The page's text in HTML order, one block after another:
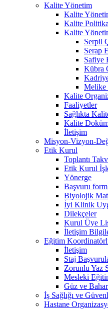
Kalite Yönetim
Kalite
Kalite
Kalite
Serpil
Serap
Safiye
Kübra
Kalite
Faaliyetler
Sağlıkta
Kalite
İletişim
Misyon-Vizyon-
Etik Kurul
Toplantı
Etik Kurul
Yönerge
Başvuru
Biyolojik
İyi Klinik
Dilekçeler
Kurul Üye
İletişim
Eğitim
İletişim
Staj
Zorunlu Yaz
Mesleki
Güz ve
İş Sağlığı ve
Hastane